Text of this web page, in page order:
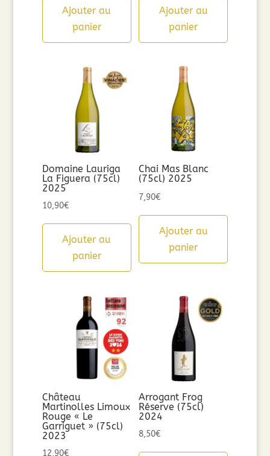
Ajouter au
panier
initial
était :
actuel
est :
Ajouter au
panier
Domaine Lauriga
La Figuera (75cl)
2025
10,90€
Ajouter au
panier
Chai Mas Blanc
(75cl) 2025
7,90€
Ajouter au
panier
Château
Martinolles Limoux
Rouge « Le
Garriguet » (75cl)
2023
12,90€
Arrogant Frog
Réserve (75cl)
2024
8,50€